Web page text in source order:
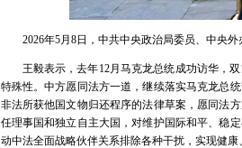
2026年5月8日，中共中央政治局委员、中央
王毅表示，去年12月马克龙总统成功访华，
特殊性。中方愿同法方一道，继续落实马克龙总
非法所获他国文物归还程序的法律草案，愿同法
任理事国和独立自主大国，对维护国际和平、稳
动中法全面战略伙伴关系排除各种干扰，实现健康